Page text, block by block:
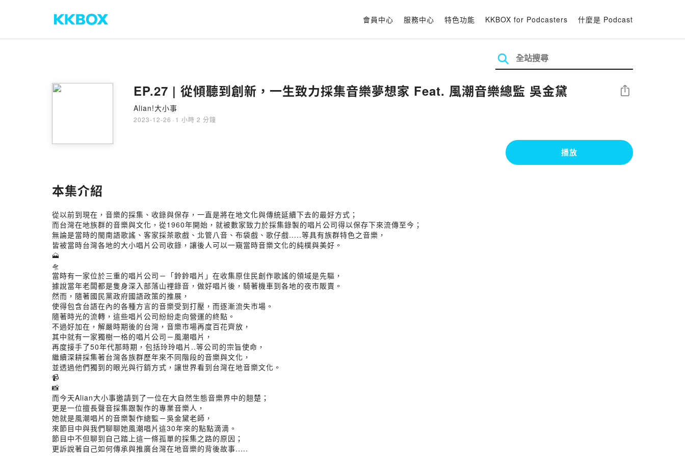
會員中心 服務中心 特色功能 KKBOX for Podcasters 什麼是 Podcast
EP.27 | 從傾聽到創新，一生致力採集音樂夢想家 Feat. 風潮音樂總監 吳金黛
Alian!大小事
2023-12-26 · 1 小時 2 分鐘
分享
播放
本集介紹
從以前到現在，音樂的採集、收錄與保存，一直是將在地文化與傳統延續下去的最好方式；
而台灣在地族群的音樂與文化，從1960年開始，就被數家致力於採集錄製的唱片公司得以保存下來流傳至今；
無論是當時的閩南語歌謠、客家採茶歌戲、北管八音、布袋戲、歌仔戲.....等具有族群特色之音樂，
皆被當時台灣各地的大小唱片公司收錄，讓後人可以一窺當時音樂文化的純樸與美好。
🗻
🛸
當時有一家位於三重的唱片公司－「鈴鈴唱片」在收集原住民創作歌謠的領域是先驅，
據說當年老闆都是隻身深入部落山裡錄音，做好唱片後，騎著機車到各地的夜市販賣。
然而，隨著國民黨政府國語政策的推展，
使得包含台語在內的各種方言的音樂受到打壓，而逐漸流失市場。
隨著時光的流轉，這些唱片公司紛紛走向營運的終點。
不過好加在，解嚴時期後的台灣，音樂市場再度百花齊放，
其中就有一家獨樹一格的唱片公司－風潮唱片，
再度接手了50年代那時期，包括玲玲唱片..等公司的宗旨使命，
繼續深耕採集著台灣各族群歷年來不同階段的音樂與文化，
並透過他們獨到的眼光與行銷方式，讓世界看到台灣在地音樂文化。
📹
📸
而今天Alian大小事邀請到了一位在大自然生態音樂界中的翹楚；
更是一位擅長聲音採集跟製作的專業音樂人，
她就是風潮唱片的音樂製作總監－吳金黛老師，
來節目中與我們聊聊她風潮唱片這30年來的點點滴滴。
節目中不但聊到自己踏上這一條孤單的採集之路的原因；
更訴說著自己如何傳承與推廣台灣在地音樂的背後故事.....